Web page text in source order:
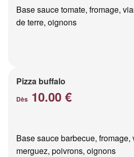
Base sauce tomate, fromage,
de terre, oignons
Pizza buffalo
Dès 10.00 €
Base sauce barbecue, fromage,
merguez, poivrons, oignons